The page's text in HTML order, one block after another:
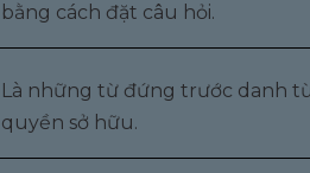
bằng cách đặt câu hỏi.
Là những từ đứng trước danh
quyền sở hữu.